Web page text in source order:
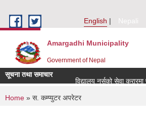
English
Nepali
Amargadhi Municipality
Government of Nepal
सूचना तथा समाचार
विद्यालय नर्सको सेवा करारमा
You are here
Home » स. कम्प्युटर अपरेटर